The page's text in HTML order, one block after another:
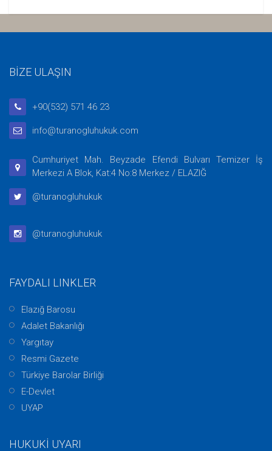
BİZE ULAŞIN
+90(532) 571 46 23
info@turanogluhukuk.com
Cumhuriyet Mah. Beyzade Efendi Bulvarı Temizer İş
Merkezi A Blok, Kat:4 No:8 Merkez / ELAZIĞ
@turanogluhukuk
@turanogluhukuk
FAYDALI LINKLER
Elazığ Barosu
Adalet Bakanlığı
Yargıtay
Resmi Gazete
Türkiye Barolar Birliği
E-Devlet
UYAP
HUKUKİ UYARI